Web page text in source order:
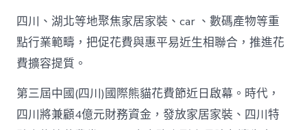
滅
花
費
_
中
國
四川、湖北等地聚焦家居家裝、car 、數碼產物等重
點行業範疇，把促花費與惠平易近生相聯合，推進花
費擴容提質。
第三屆中國(四川)國際熊貓花費節近日啟幕。時代，
四川將兼顧4億元財務資金，發放家居家裝、四川特